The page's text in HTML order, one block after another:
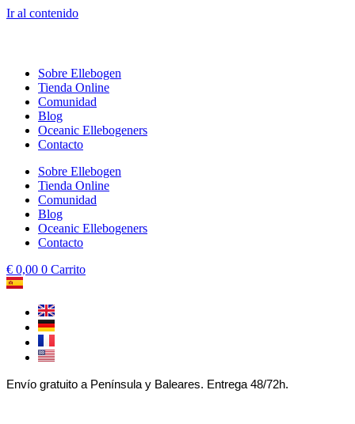
Ir al contenido
Sobre Ellebogen
Tienda Online
Comunidad
Blog
Oceanic Ellebogeners
Contacto
Sobre Ellebogen
Tienda Online
Comunidad
Blog
Oceanic Ellebogeners
Contacto
€ 0,00 0 Carrito
Envío gratuito a Península y Baleares. Entrega 48/72h.